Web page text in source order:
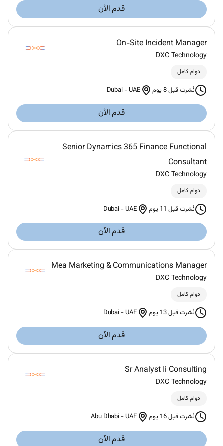
قدم الآن
On-Site Incident Manager
DXC Technology
دوام كامل
نُشرت قبل 8 يوم Dubai -UAE
قدم الآن
Senior Dynamics 365 Finance Functional
Consultant
DXC Technology
دوام كامل
نُشرت قبل 11 يوم Dubai -UAE
قدم الآن
Mea Marketing & Communications Manager
DXC Technology
دوام كامل
نُشرت قبل 13 يوم Dubai -UAE
قدم الآن
Sr Analyst Ii Consulting
DXC Technology
دوام كامل
نُشرت قبل 16 يوم Abu Dhabi -UAE
قدم الآن